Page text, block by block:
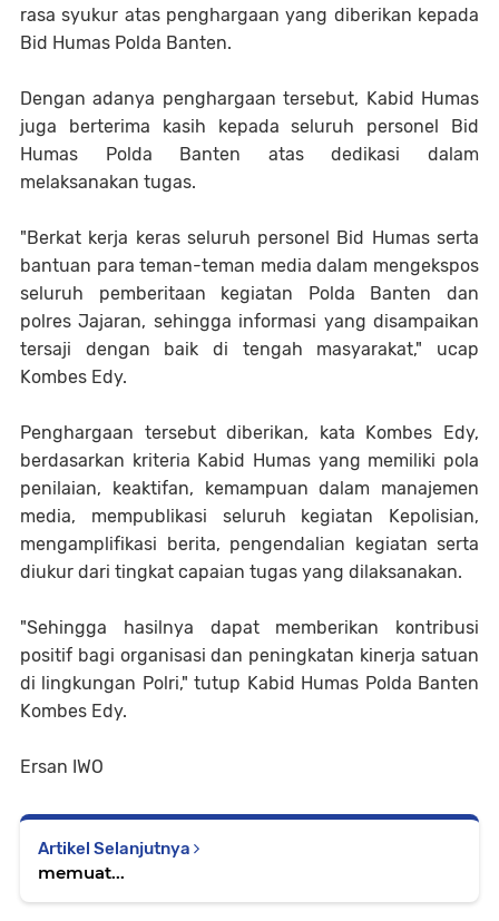
rasa syukur atas penghargaan yang diberikan kepada
Bid Humas Polda Banten.
Dengan adanya penghargaan tersebut, Kabid Humas
juga berterima kasih kepada seluruh personel Bid
Humas Polda Banten atas dedikasi dalam
melaksanakan tugas.
"Berkat kerja keras seluruh personel Bid Humas serta
bantuan para teman-teman media dalam mengekspos
seluruh pemberitaan kegiatan Polda Banten dan
polres Jajaran, sehingga informasi yang disampaikan
tersaji dengan baik di tengah masyarakat," ucap
Kombes Edy.
Penghargaan tersebut diberikan, kata Kombes Edy,
berdasarkan kriteria Kabid Humas yang memiliki pola
penilaian, keaktifan, kemampuan dalam manajemen
media, mempublikasi seluruh kegiatan Kepolisian,
mengamplifikasi berita, pengendalian kegiatan serta
diukur dari tingkat capaian tugas yang dilaksanakan.
"Sehingga hasilnya dapat memberikan kontribusi
positif bagi organisasi dan peningkatan kinerja satuan
di lingkungan Polri," tutup Kabid Humas Polda Banten
Kombes Edy.
Ersan IWO
Artikel Selanjutnya
memuat...